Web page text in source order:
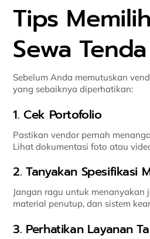
Tips
Sewa
Sebelum Anda memutuskan
yang sebaiknya diperhatikan:
1. Cek Portofolio
Pastikan vendor pernah
Lihat dokumentasi foto atau
2. Tanyakan Spesifikasi
Jangan ragu untuk menanyakan
material penutup, dan sistem
3. Perhatikan Layanan